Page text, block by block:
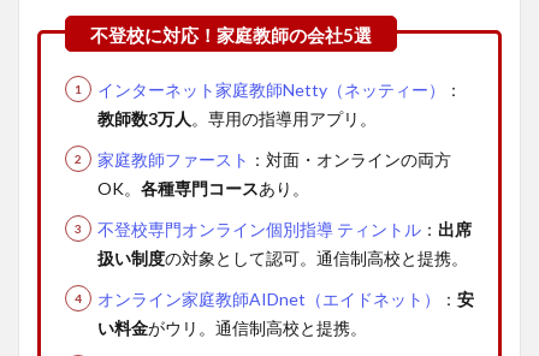
インターネット家庭教師Netty（ネッティー）
：
教師数3万人 。専用の指導用アプリ。
家庭教師ファースト ：対面・オンラインの両方
OK。 各種専門コースあり。
不登校専門オンライン個別指導 ティントル ： 出席
扱い制度の対象として認可。通信制高校と提携。
オンライン家庭教師AIDnet（エイドネット）
： 安
い料金がウリ。通信制高校と提携。